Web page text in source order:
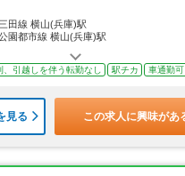
田線 横山(兵庫)駅
園都市線 横山(兵庫)駅
、引越しを伴う転勤なし 駅チカ 車通勤可
見る この求人に興味があ